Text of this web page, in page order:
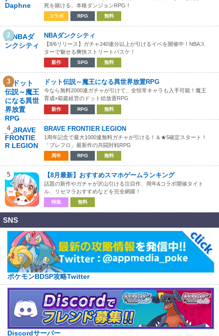
死を賭ける、本格ダンジョンRPG！
コラボ RPG 無料
2 NBAダンクシティ
【8/6リリース】ガチャ240連分以上が引けるイベを開催中！NBAス
ターで魅せる爽快ストリートバスケ！
新作 SPG 無料
3 ドット伝説～魔王になる異世界放置RPG
今なら無料2000連ガチャが引けて、全恒常キャラも入手可能！魔王
育成×箱庭経営のドット絵放置RPG
新作 RPG 無料
4 BRAVE FRONTIER LEGION
1周年記念で最大1000連無料ガチャが引ける！＆★5確定スタート！
「ブレフロ」最新作の共闘対戦RPG
周年 RPG 無料
5 【8月最新】おすすめスマホゲームランキング
話題の新作やガチャが沢山引ける注目作、周年&コラボ開催タイト
ル、リセマラおすすめなどを完全網羅！
特集 無料
SNS
ポケモンBDSP攻略Twitter
Discordサーバー